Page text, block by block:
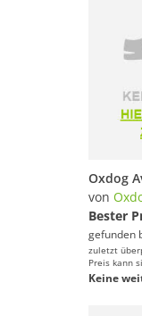
von
Bester
gefunden
zuletzt
Preis kann
Keine